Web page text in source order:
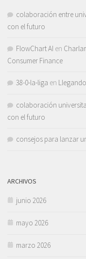
colaboración entre
con el futuro
FlowChart AI en
Consumer Finance
38-0-la-liga en
colaboración
con el futuro
consejos para lanzar
ARCHIVOS
junio 2026
mayo 2026
marzo 2026